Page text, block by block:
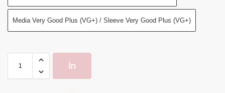
Media Very Good Plus (VG+) / Sleeve Very Good Plus (VG+)
In